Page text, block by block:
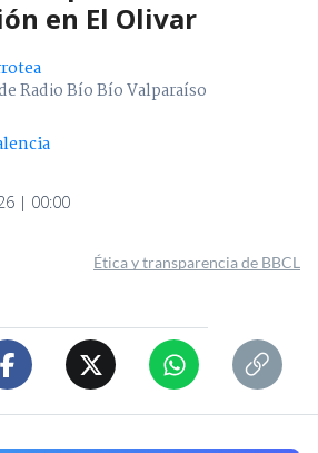
en El Olivar
Radio Bío Bío Valparaíso
| 00:00
Ética y transparencia de BBCL